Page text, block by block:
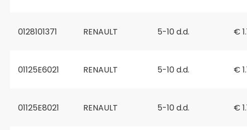
0128101371 RENAULT 5-10 d.d. €
01125E6021 RENAULT 5-10 d.d. €
01125E8021 RENAULT 5-10 d.d. €